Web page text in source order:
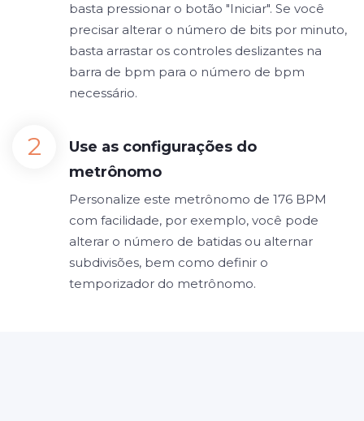
basta pressionar o botão "Iniciar". Se você
precisar alterar o número de bits por minuto,
basta arrastar os controles deslizantes na
barra de bpm para o número de bpm
necessário.
Use as configurações do
metrônomo
Personalize este metrônomo de 176 BPM
com facilidade, por exemplo, você pode
alterar o número de batidas ou alternar
subdivisões, bem como definir o
temporizador do metrônomo.